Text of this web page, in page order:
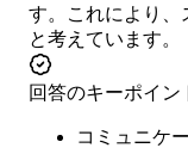
す。これにより、
と考えています。
回答のキーポイン
コミュニケ